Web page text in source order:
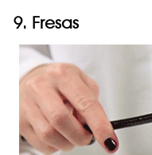
9. Fresas